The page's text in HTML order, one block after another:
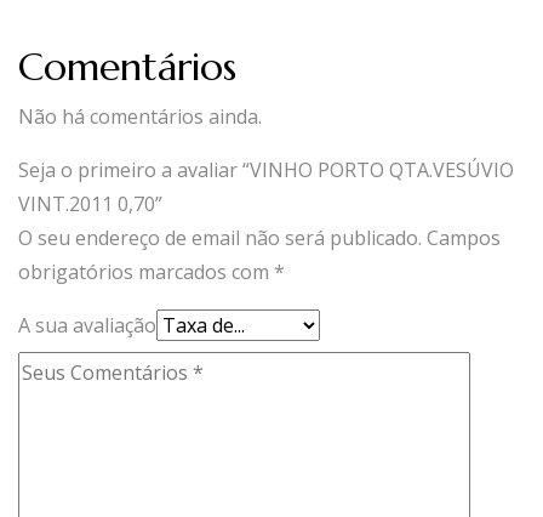
Comentários
Não há comentários ainda.
Seja o primeiro a avaliar “VINHO PORTO QTA.VESÚVIO
VINT.2011 0,70”
O seu endereço de email não será publicado. Campos
obrigatórios marcados com *
A sua avaliação